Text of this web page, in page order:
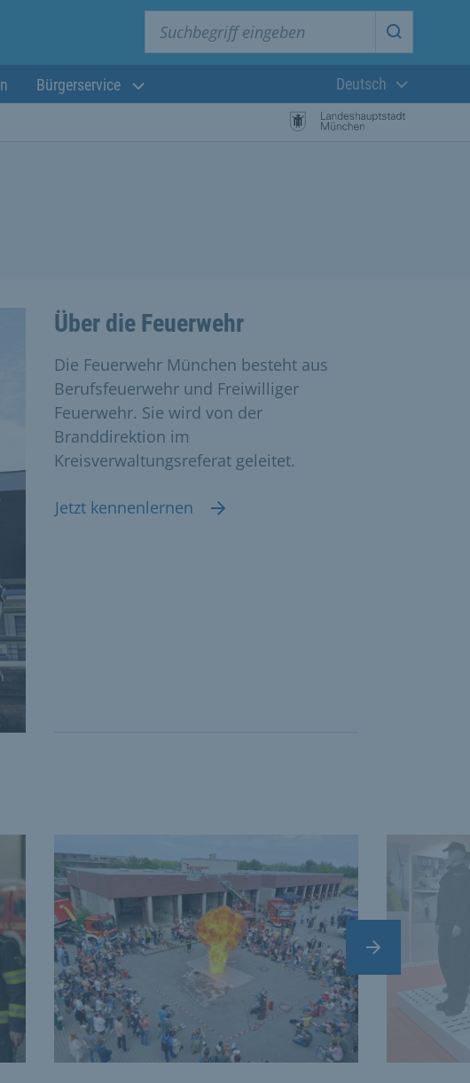
Suche
Bürgerservice
Aktuelle
Deutsch
Über die Feuerwehr
Die Feuerwehr München besteht aus
Berufsfeuerwehr und Freiwilliger
Feuerwehr. Sie wird von der
Branddirektion im
Kreisverwaltungsreferat geleitet.
Jetzt kennenlernen
to activate cards.
Nächster Slide